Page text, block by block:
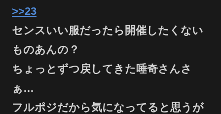
>>23
センスいい服だったら開催したくない
ものあんの？
ちょっとずつ戻してきた唾奇さんさ
ぁ…
フルポジだから気になってると思うが